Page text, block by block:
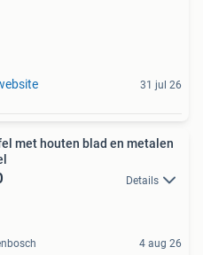
31 jul 26
met houten blad en metalen
Details
4 aug 26